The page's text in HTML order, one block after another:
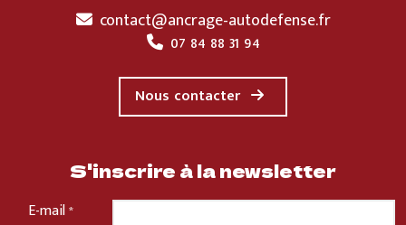
contact@ancrage-autodefense.fr
07 84 88 31 94
Nous contacter
S'inscrire à la newsletter
E-mail*